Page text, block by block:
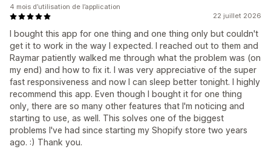
22 juillet 2026
I bought this app for one thing and one thing only but couldn't
get it to work in the way I expected. I reached out to them and
Raymar patiently walked me through what the problem was (on
my end) and how to fix it. I was very appreciative of the super
fast responsiveness and now I can sleep better tonight. I highly
recommend this app. Even though I bought it for one thing
only, there are so many other features that I'm noticing and
starting to use, as well. This solves one of the biggest
problems I've had since starting my Shopify store two years
ago. :) Thank you.
4 mois d’utilisation de l’application